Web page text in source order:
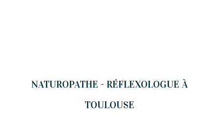
NATUROPATHE - RÉFLEXOLOGUE À
TOULOUSE